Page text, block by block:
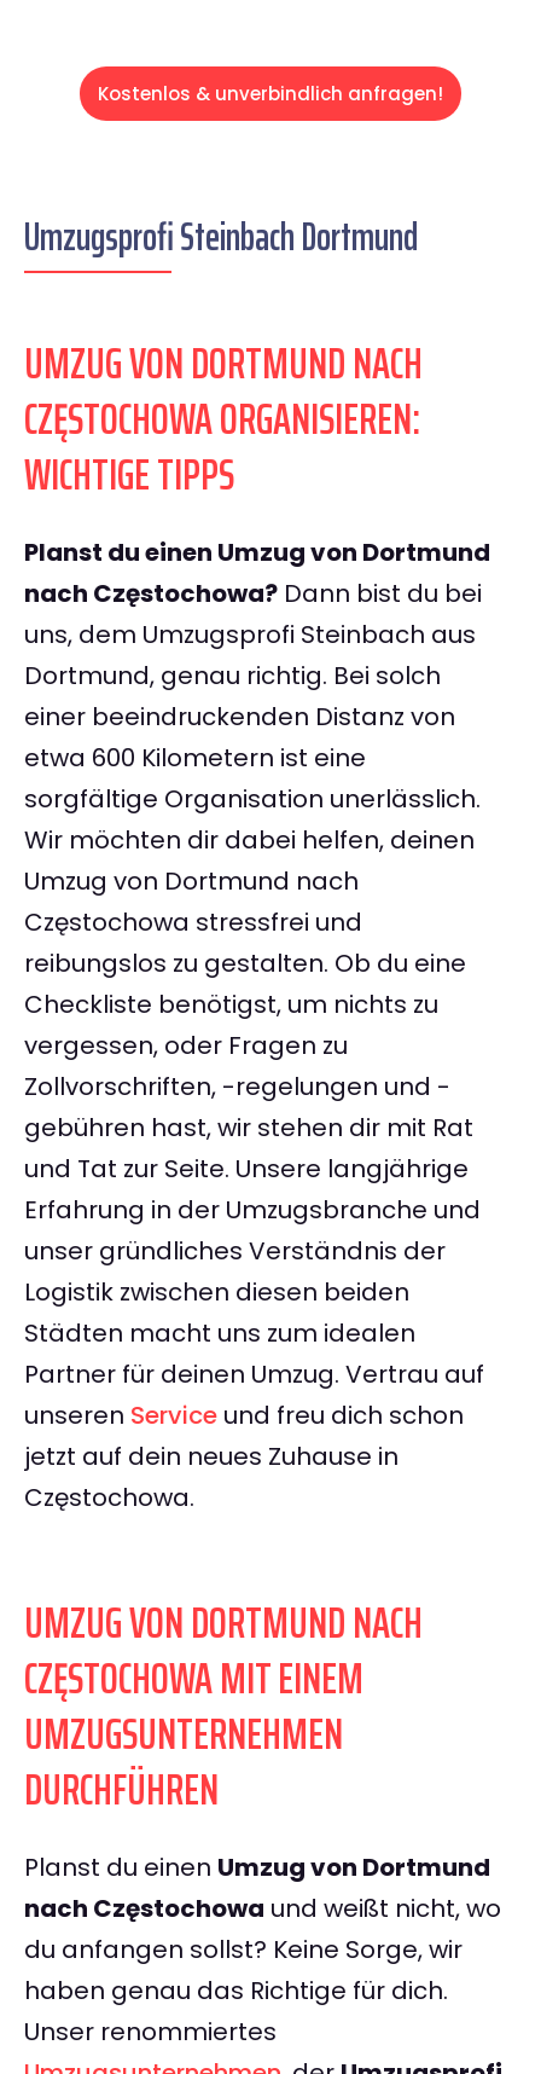
Kostenlos & unverbindlich anfragen!
Umzugsprofi Steinbach Dortmund
UMZUG VON DORTMUND NACH
CZĘSTOCHOWA ORGANISIEREN:
WICHTIGE TIPPS
Planst du einen Umzug von Dortmund
nach Częstochowa? Dann bist du bei
uns, dem Umzugsprofi Steinbach aus
Dortmund, genau richtig. Bei solch
einer beeindruckenden Distanz von
etwa 600 Kilometern ist eine
sorgfältige Organisation unerlässlich.
Wir möchten dir dabei helfen, deinen
Umzug von Dortmund nach
Częstochowa stressfrei und
reibungslos zu gestalten. Ob du eine
Checkliste benötigst, um nichts zu
vergessen, oder Fragen zu
Zollvorschriften, -regelungen und -
gebühren hast, wir stehen dir mit Rat
und Tat zur Seite. Unsere langjährige
Erfahrung in der Umzugsbranche und
unser gründliches Verständnis der
Logistik zwischen diesen beiden
Städten macht uns zum idealen
Partner für deinen Umzug. Vertrau auf
unseren Service und freu dich schon
jetzt auf dein neues Zuhause in
Częstochowa.
UMZUG VON DORTMUND NACH
CZĘSTOCHOWA MIT EINEM
UMZUGSUNTERNEHMEN
DURCHFÜHREN
Planst du einen Umzug von Dortmund
nach Częstochowa und weißt nicht, wo
du anfangen sollst? Keine Sorge, wir
haben genau das Richtige für dich.
Unser renommiertes